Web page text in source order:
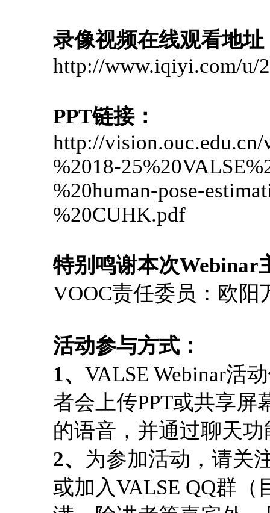
录像视频在线观看地址
http://www.iqiyi.com/u/
PPT链接：
http://vision.ouc.edu.cn/
%2018-
%20human-pose-
%20CUHK.pdf
特别鸣谢本次Webinar
VOOC责任委员：欧
活动参与方式：
1、 VALSE Webinar活
者会上传PPT或共享屏
的语音，并通过聊天
2、 为参加活动，请关
或加入VALSE QQ群（